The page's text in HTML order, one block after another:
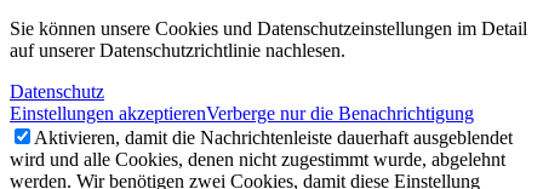
Sie können unsere Cookies und Datenschutzeinstellungen im Detail
auf unserer Datenschutzrichtlinie nachlesen.
Datenschutz
Einstellungen akzeptierenVerberge nur die Benachrichtigung
Aktivieren, damit die Nachrichtenleiste dauerhaft ausgeblendet
wird und alle Cookies, denen nicht zugestimmt wurde, abgelehnt
werden. Wir benötigen zwei Cookies, damit diese Einstellung